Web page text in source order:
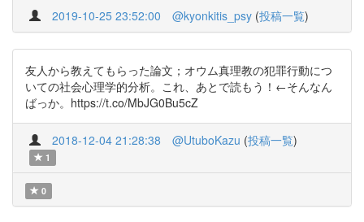
2019-10-25 23:52:00 @kyonkitis_psy (投稿一覧)
友人から教えてもらった論文；オウム真理教の犯罪行動につ
いての社会心理学的分析。これ、あとで読もう！←そんなん
ばっか。https://t.co/MbJG0Bu5cZ
2018-12-04 21:28:38 @UtuboKazu (投稿一覧)
1
0